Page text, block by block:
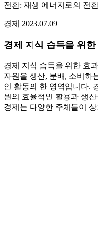
전환: 재생 에너지로의 전
경제 2023.07.09
경제 지식 습득을 위
경제 지식 습득을 위한 효
자원을 생산, 분배, 소비하
인 활동의 한 영역입니다.
원의 효율적인 활용과 생
경제는 다양한 주체들이